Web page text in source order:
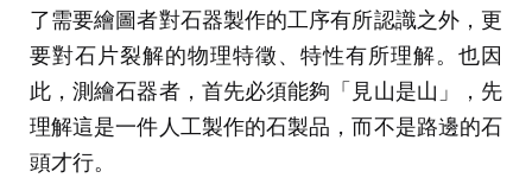
了需要繪圖者對石器製作的工序有所認識之外，更
要對石片裂解的物理特徵、特性有所理解。也因
此，測繪石器者，首先必須能夠「見山是山」，先
理解這是一件人工製作的石製品，而不是路邊的石
頭才行。